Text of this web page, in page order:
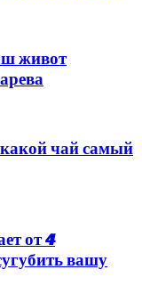
живот
чай самый
от 4
вашу